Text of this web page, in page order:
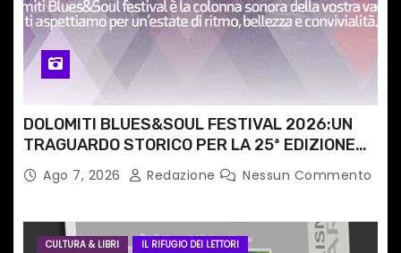
o
l
DOLOMITI BLUES&SOUL FESTIVAL 2026:UN
TRAGUARDO STORICO PER LA 25ª EDIZIONE
TRA LE CIME PATRIMONIO UNESCO
Ago 7, 2026 Redazione Nessun Commento
CULTURA & LIBRI IL RIFUGIO DEI LETTORI